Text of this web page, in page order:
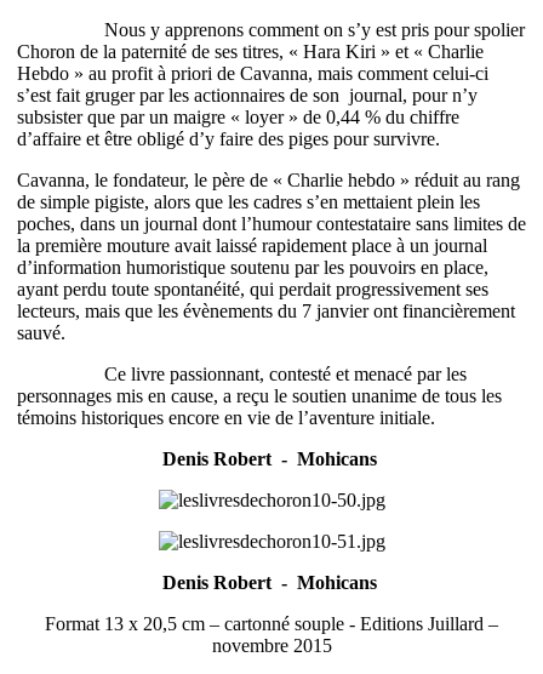
Nous y apprenons comment on s’y est pris pour spolier
Choron de la paternité de ses titres, « Hara Kiri » et « Charlie
Hebdo » au profit à priori de Cavanna, mais comment celui-ci
s’est fait gruger par les actionnaires de son journal, pour n’y
subsister que par un maigre « loyer » de 0,44 % du chiffre
d’affaire et être obligé d’y faire des piges pour survivre.
Cavanna, le fondateur, le père de « Charlie hebdo » réduit au rang
de simple pigiste, alors que les cadres s’en mettaient plein les
poches, dans un journal dont l’humour contestataire sans limites de
la première mouture avait laissé rapidement place à un journal
d’information humoristique soutenu par les pouvoirs en place,
ayant perdu toute spontanéité, qui perdait progressivement ses
lecteurs, mais que les évènements du 7 janvier ont financièrement
sauvé.
Ce livre passionnant, contesté et menacé par les
personnages mis en cause, a reçu le soutien unanime de tous les
témoins historiques encore en vie de l’aventure initiale.
Denis Robert - Mohicans
Denis Robert - Mohicans
Format 13 x 20,5 cm – cartonné souple - Editions Juillard –
novembre 2015